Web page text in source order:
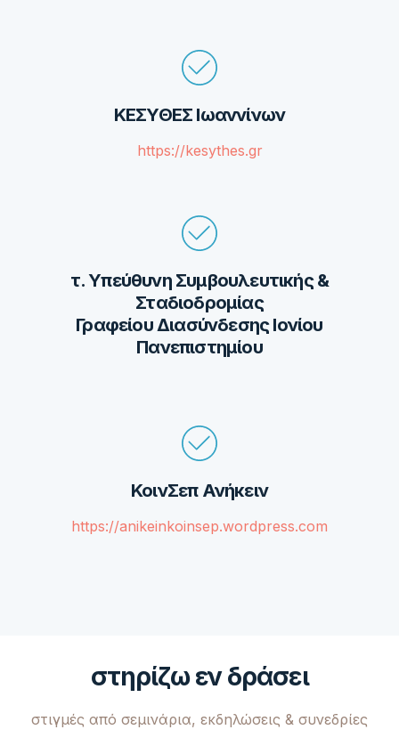
ΚΕΣΥΘΕΣ Ιωαννίνων
https://kesythes.gr
τ. Υπεύθυνη Συμβουλευτικής &
Σταδιοδρομίας
Γραφείου Διασύνδεσης Ιονίου
Πανεπιστημίου
ΚοινΣεπ Ανήκειν
https://anikeinkoinsep.wordpress.com
στηρίζω εν δράσει
στιγμές από σεμινάρια, εκδηλώσεις & συνεδρίες